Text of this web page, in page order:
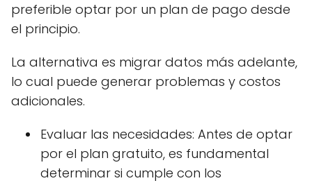
preferible optar por un plan de pago desde
el principio.
La alternativa es migrar datos más adelante,
lo cual puede generar problemas y costos
adicionales.
Evaluar las necesidades: Antes de optar
por el plan gratuito, es fundamental
determinar si cumple con los